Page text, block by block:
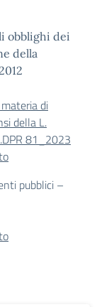
obblighi dei
della
di
della L.
DPR 81_2023
pubblici –